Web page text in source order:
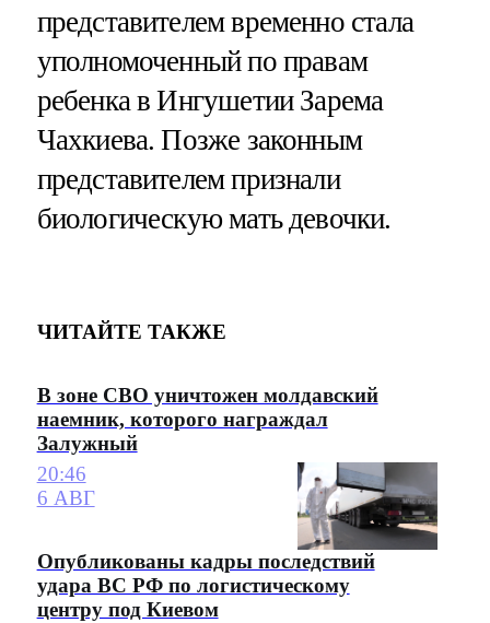
представителем временно стала
уполномоченный по правам
ребенка в Ингушетии Зарема
Чахкиева. Позже законным
представителем признали
биологическую мать девочки.
ЧИТАЙТЕ ТАКЖЕ
В зоне СВО уничтожен молдавский
наемник, которого награждал
Залужный
20:46
6 АВГ
Опубликованы кадры последствий
удара ВС РФ по логистическому
центру под Киевом